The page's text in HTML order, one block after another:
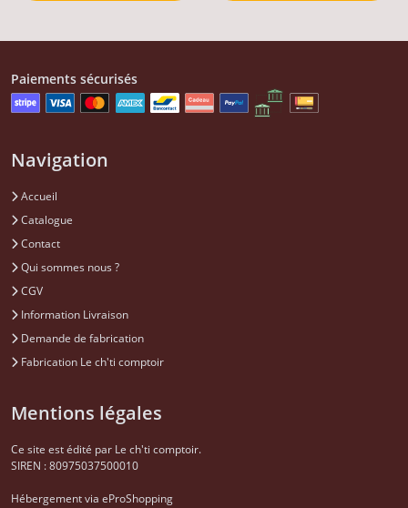
Paiements sécurisés
Navigation
Accueil
Catalogue
Contact
Qui sommes nous ?
CGV
Information Livraison
Demande de fabrication
Fabrication Le ch'ti comptoir
Mentions légales
Ce site est édité par Le ch'ti comptoir.
SIREN : 80975037500010
Hébergement via eProShopping